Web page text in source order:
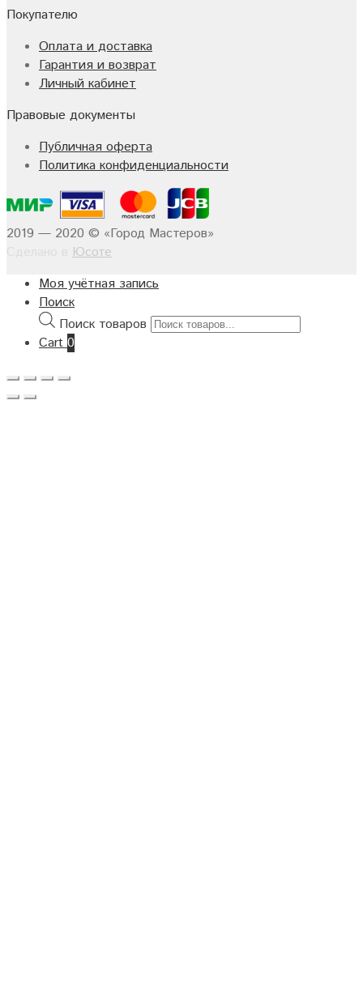
Покупателю
Оплата и доставка
Гарантия и возврат
Личный кабинет
Правовые документы
Публичная оферта
Политика конфиденциальности
2019 — 2020 © «Город Мастеров»
Юсоте
Моя учётная запись
Поиск
Поиск товаров
Cart0